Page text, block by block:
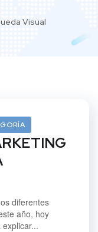
Visual
año, hoy